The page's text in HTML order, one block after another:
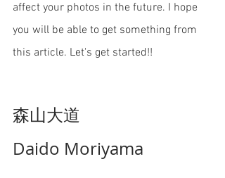
affect your photos in the future. I hope
you will be able to get something from
this article. Let's get started!!
森山大道
Daido Moriyama